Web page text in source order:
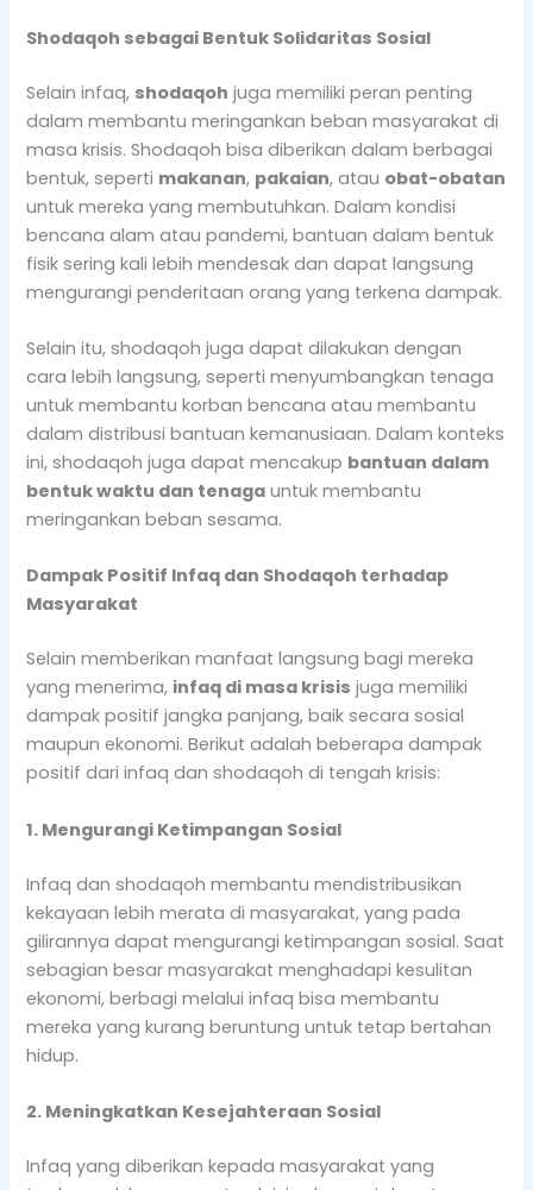
Shodaqoh sebagai Bentuk Solidaritas Sosial
Selain infaq, shodaqoh juga memiliki peran penting
dalam membantu meringankan beban masyarakat di
masa krisis. Shodaqoh bisa diberikan dalam berbagai
bentuk, seperti makanan, pakaian, atau obat-obatan
untuk mereka yang membutuhkan. Dalam kondisi
bencana alam atau pandemi, bantuan dalam bentuk
fisik sering kali lebih mendesak dan dapat langsung
mengurangi penderitaan orang yang terkena dampak.
Selain itu, shodaqoh juga dapat dilakukan dengan
cara lebih langsung, seperti menyumbangkan tenaga
untuk membantu korban bencana atau membantu
dalam distribusi bantuan kemanusiaan. Dalam konteks
ini, shodaqoh juga dapat mencakup bantuan dalam
bentuk waktu dan tenaga untuk membantu
meringankan beban sesama.
Dampak Positif Infaq dan Shodaqoh terhadap
Masyarakat
Selain memberikan manfaat langsung bagi mereka
yang menerima, infaq di masa krisis juga memiliki
dampak positif jangka panjang, baik secara sosial
maupun ekonomi. Berikut adalah beberapa dampak
positif dari infaq dan shodaqoh di tengah krisis:
1. Mengurangi Ketimpangan Sosial
Infaq dan shodaqoh membantu mendistribusikan
kekayaan lebih merata di masyarakat, yang pada
gilirannya dapat mengurangi ketimpangan sosial. Saat
sebagian besar masyarakat menghadapi kesulitan
ekonomi, berbagi melalui infaq bisa membantu
mereka yang kurang beruntung untuk tetap bertahan
hidup.
2. Meningkatkan Kesejahteraan Sosial
Infaq yang diberikan kepada masyarakat yang